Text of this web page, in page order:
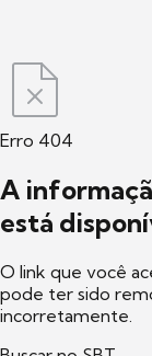
Erro 404
A
está
O link que você
pode ter sido
incorretamente.